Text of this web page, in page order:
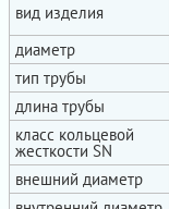
вид изделия
диаметр
тип трубы
длина трубы
класс кольцевой
жесткости SN
внешний диаметр